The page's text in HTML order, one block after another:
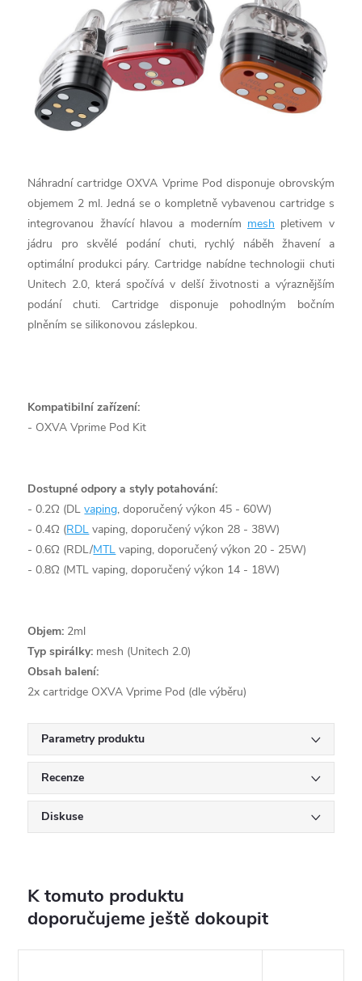
Náhradní cartridge OXVA Vprime Pod disponuje obrovským
objemem 2 ml. Jedná se o kompletně vybavenou cartridge s
integrovanou žhavící hlavou a moderním mesh pletivem v
jádru pro skvělé podání chuti, rychlý náběh žhavení a
optimální produkci páry. Cartridge nabídne technologii chuti
Unitech 2.0, která spočívá v delší životnosti a výraznějším
podání chuti. Cartridge disponuje pohodlným bočním
plněním se silikonovou záslepkou.
Kompatibilní zařízení:
- OXVA Vprime Pod Kit
Dostupné odpory a styly potahování:
- 0.2Ω (DLvaping, doporučený výkon 45 - 60W)
- 0.4Ω (RDL vaping, doporučený výkon 28 - 38W)
- 0.6Ω (RDL/MTL vaping, doporučený výkon 20 - 25W)
- 0.8Ω (MTL vaping, doporučený výkon 14 - 18W)
Objem: 2ml
Typ spirálky: mesh (Unitech 2.0)
Obsah balení:
2x cartridge OXVA Vprime Pod (dle výběru)
Parametry produktu
Recenze
Diskuse
K tomuto produktu
doporučujeme ještě dokoupit